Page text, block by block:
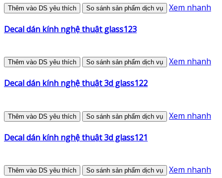
Thêm vào DS yêu thích So sánh sản phẩm dịch vụ Xem nhanh
Decal dán kính nghệ thuật glass123
Thêm vào DS yêu thích So sánh sản phẩm dịch vụ Xem nhanh
Decal dán kính nghệ thuật 3d glass122
Thêm vào DS yêu thích So sánh sản phẩm dịch vụ Xem nhanh
Decal dán kính nghệ thuật 3d glass121
Thêm vào DS yêu thích So sánh sản phẩm dịch vụ Xem nhanh